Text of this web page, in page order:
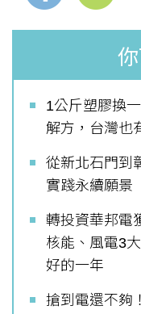
1公斤塑膠換
解方，台灣也
從新北石門到
實踐永續願景
轉投資華邦電
核能、風電3
好的一年
搶到電還不夠